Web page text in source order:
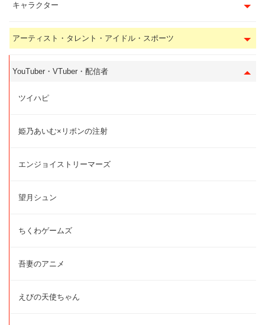
キャラクター
アーティスト・タレント・アイドル・スポーツ
YouTuber・VTuber・配信者
ツイハピ
姫乃あいむ×リボンの注射
エンジョイストリーマーズ
望月シュン
ちくわゲームズ
吾妻のアニメ
えびの天使ちゃん